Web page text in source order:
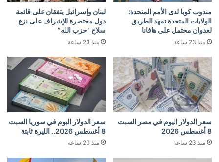
مندوب كوبا لدى الأمم المتحدة:
الولايات المتحدة تمهد الطريق
لعدوان محتمل على هافانا
منذ 23 ساعة
لبنان وإسرائيل يتفقان على قائمة
دول مختصرة للإشراف على نزع
سلاح “حزب الله”
منذ 23 ساعة
سعر الدولار اليوم في مصر السبت
8 أغسطس 2026
منذ 23 ساعة
سعر الدولار اليوم في سوريا السبت
8 أغسطس 2026.. الليرة ثابتة
منذ 23 ساعة